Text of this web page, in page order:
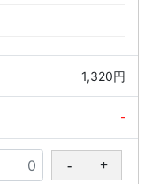
1,320円
-